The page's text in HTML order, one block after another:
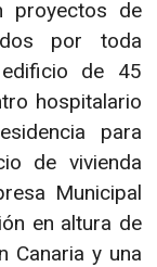
proyectos de
por toda
de 45
hospitalario
para
de vivienda
Municipal
en altura de
Canaria y una